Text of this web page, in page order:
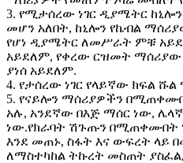
3. የሚታሰረው ነገር ዲያሜትር
መሆን አለበት, ከኒሎን የኬብል
የሆነ ዲያሜትር ለመሥራት ምቹ
አይደለም, የቀረው ርዝመት ማሰሪያው
ያነሰ አይደለም.
4. የታሰረው ነገር የላይኛው ክፍል
5. የናይሎን ማሰሪያዎችን
አሉ, አንደኛው በእጅ ማሰር ነው,
ነው.የክራባት ሽጉጡን በሚጠቀሙበት
እንደ መጠኑ, ስፋት እና ውፍረት ላይ
ለማስተካከል ትኩረት መስጠት